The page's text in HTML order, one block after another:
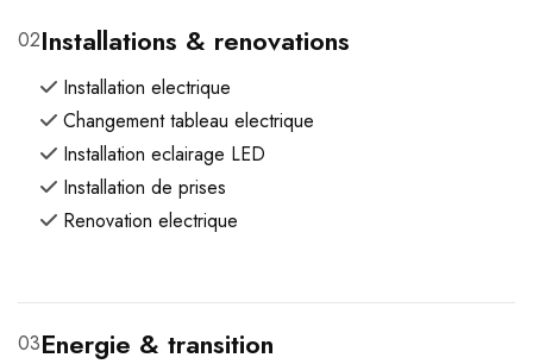
02Installations & renovations
Installation electrique
Changement tableau electrique
Installation eclairage LED
Installation de prises
Renovation electrique
03Energie & transition